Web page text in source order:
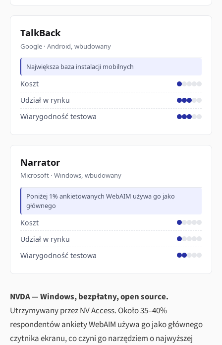
TalkBack
Google · Android, wbudowany
Największa baza instalacji mobilnych
Koszt
Udział w rynku
Wiarygodność testowa
Narrator
Microsoft · Windows, wbudowany
Poniżej 1% ankietowanych WebAIM używa go jako
głównego
Koszt
Udział w rynku
Wiarygodność testowa
NVDA — Windows, bezpłatny, open source.
Utrzymywany przez NV Access. Około 35–40%
respondentów ankiety WebAIM używa go jako głównego
czytnika ekranu, co czyni go narzędziem o najwyższej